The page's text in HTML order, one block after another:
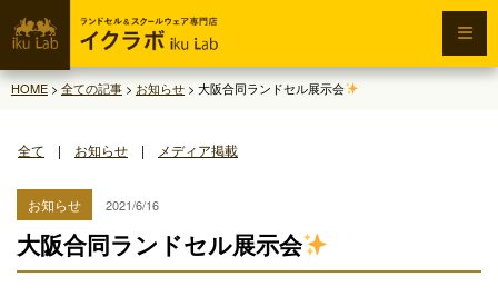
HOME > 全ての記事 > お知らせ > 大阪合同ランドセル展示会
全て | お知らせ | メディア掲載
お知らせ 2021/6/16
大阪合同ランドセル展示会